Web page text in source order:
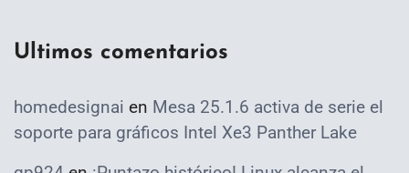
Ultimos comentarios
homedesignai en Mesa 25.1.6 activa de serie el
soporte para gráficos Intel Xe3 Panther Lake